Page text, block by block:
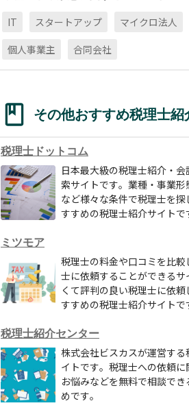
IT スタートアップ マイクロ法人
個人事業主
合同会社
その他おすすめ税理士紹
税理士ドットコム
日本最大級の税理士紹介・
索サイトです。業種・事業
など様々な条件で税理士を
すすめの税理士紹介サイトで
ミツモア
税理士の料金や口コミを比較
士に依頼することができる
くて評判の良い税理士に依
すすめの税理士紹介サイトで
税理士紹介センター
株式会社ビスカスが運営する
イトです。税理士への依頼に
お悩みなどを無料で相談で
めです。